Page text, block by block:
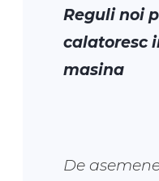
Reguli noi
calatoresc
masina
De